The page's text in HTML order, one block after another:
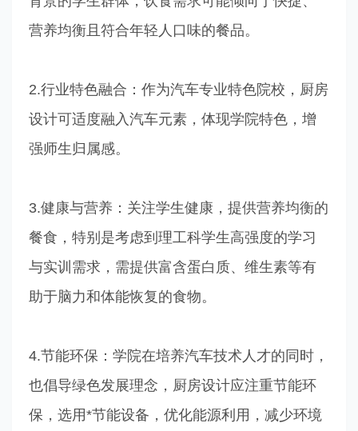
营养均衡且符合年轻人口味的餐品。
2.行业特色融合：作为汽车专业特色院校，厨房
设计可适度融入汽车元素，体现学院特色，增
强师生归属感。
3.健康与营养：关注学生健康，提供营养均衡的
餐食，特别是考虑到理工科学生高强度的学习
与实训需求，需提供富含蛋白质、维生素等有
助于脑力和体能恢复的食物。
4.节能环保：学院在培养汽车技术人才的同时，
也倡导绿色发展理念，厨房设计应注重节能环
保，选用*节能设备，优化能源利用，减少环境